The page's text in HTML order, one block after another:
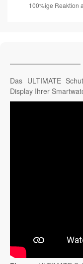
100%ige Reaktion
Das ULTIMATE
Display Ihrer